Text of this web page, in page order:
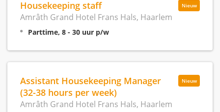
Nieuw
Housekeeping staff
Amrâth Grand Hotel Frans Hals, Haarlem
Parttime, 8 - 30 uur p/w
Nieuw
Assistant Housekeeping Manager
(32-38 hours per week)
Amrâth Grand Hotel Frans Hals, Haarlem